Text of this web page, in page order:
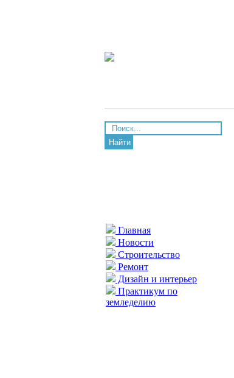
Найти
Главная
Новости
Строительство
Ремонт
Дизайн и интерьер
Практикум по
земледелию